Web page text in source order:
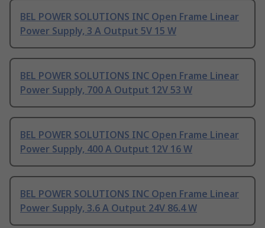
BEL POWER SOLUTIONS INC Open Frame Linear
Power Supply, 3 A Output 5V 15 W
BEL POWER SOLUTIONS INC Open Frame Linear
Power Supply, 700 A Output 12V 53 W
BEL POWER SOLUTIONS INC Open Frame Linear
Power Supply, 400 A Output 12V 16 W
BEL POWER SOLUTIONS INC Open Frame Linear
Power Supply, 3.6 A Output 24V 86.4 W